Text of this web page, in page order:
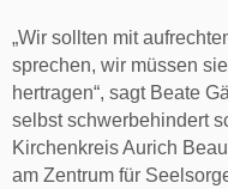
„Wir sollten mit
sprechen, wir müssen
hertragen“, sagt Beate
selbst schwerbehindert
Kirchenkreis Aurich
am Zentrum für